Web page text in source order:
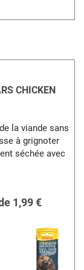
CHICKEN
la viande sans
à grignoter
séchée avec
1,99 €